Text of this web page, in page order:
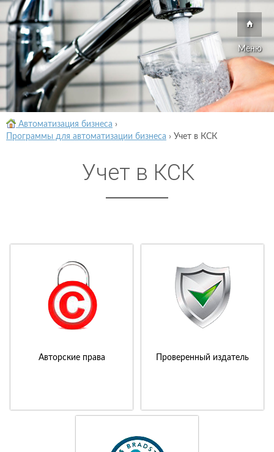
Меню
Автоматизация бизнеса ›
Программы для автоматизации бизнеса › Учет в КСК
Учет в КСК
Авторские права Проверенный издатель